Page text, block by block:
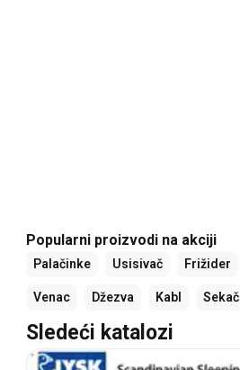
Popularni proizvodi na akciji
Palačinke Usisivač Frižider
Venac Džezva Kabl Sekač
Sledeći katalozi